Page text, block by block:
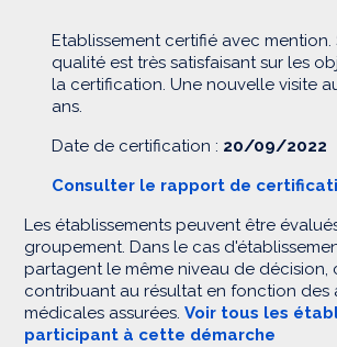
Etablissement certifié avec
qualité est très satisfaisant sur les
la certification. Une nouvelle visite
ans.
Date de certification : 20/09/2022
Consulter le rapport de
Les établissements peuvent être
groupement. Dans le cas
partagent le même niveau de décision,
contribuant au résultat en fonction des
médicales assurées. Voir tous les
participant à cette démarche